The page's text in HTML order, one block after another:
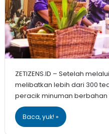
ZETIZENS.ID – Setelah
melibatkan lebih dari 300
peracik minuman berbahan
Baca, yuk! »